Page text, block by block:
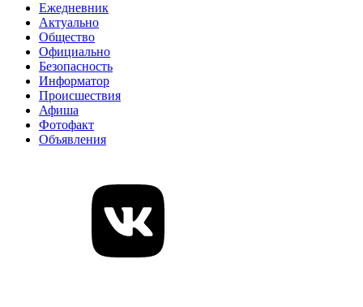
Ежедневник
Актуально
Общество
Официально
Безопасность
Информатор
Происшествия
Афиша
Фотофакт
Объявления